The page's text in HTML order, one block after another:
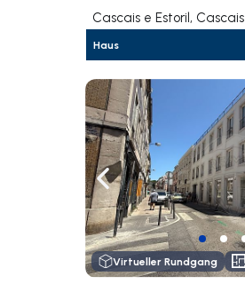
Cascais e Estoril, Cascais
Haus
Nach links navigieren
Virtueller Rundgang